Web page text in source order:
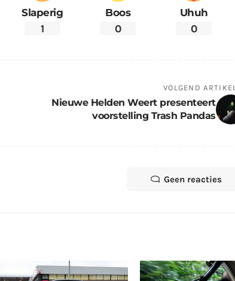
Slaperig
1
Boos
0
Uhuh
0
VOLGEND ARTIKEL
Nieuwe Helden Weert presenteert
voorstelling Trash Pandas
Geen reacties